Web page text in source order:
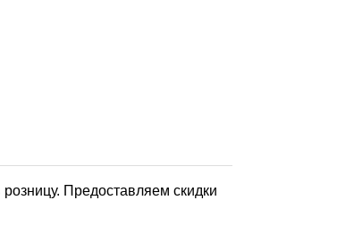
Предоставляем скидки